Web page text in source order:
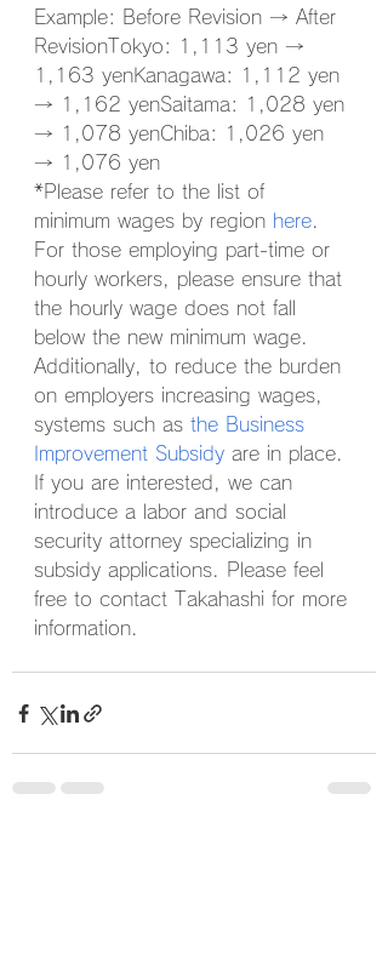
Example: Before Revision → After
RevisionTokyo: 1,113 yen →
1,163 yenKanagawa: 1,112 yen
→ 1,162 yenSaitama: 1,028 yen
→ 1,078 yenChiba: 1,026 yen
→ 1,076 yen
*Please refer to the list of
minimum wages by region here.
For those employing part-time or
hourly workers, please ensure that
the hourly wage does not fall
below the new minimum wage.
Additionally, to reduce the burden
on employers increasing wages,
systems such as the Business
Improvement Subsidy are in place.
If you are interested, we can
introduce a labor and social
security attorney specializing in
subsidy applications. Please feel
free to contact Takahashi for more
information.